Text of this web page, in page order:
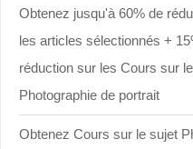
Obtenez jusqu'à 60% de
les articles sélectionnés +
réduction sur les Cours sur
Photographie de portrait
Obtenez Cours sur le sujet